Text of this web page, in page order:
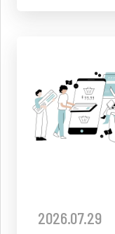
2026.07.29